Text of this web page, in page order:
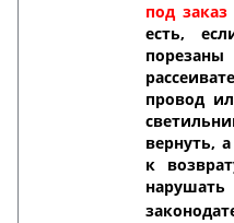
под заказ
есть,
провод
вернуть,
к